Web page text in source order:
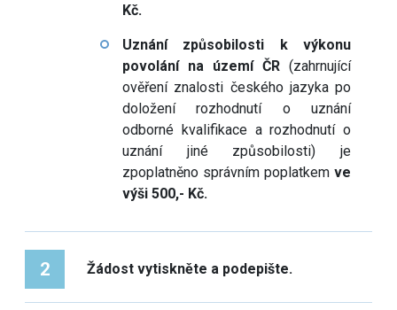
Kč.
Uznání způsobilosti k výkonu
povolání na území ČR (zahrnující
ověření znalosti českého jazyka po
doložení rozhodnutí o uznání
odborné kvalifikace a rozhodnutí o
uznání jiné způsobilosti) je
zpoplatněno správním poplatkem ve
výši 500,- Kč.
2 Žádost vytiskněte a podepište.